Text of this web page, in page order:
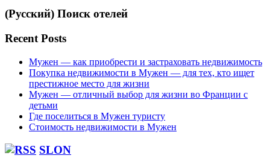
(Русский) Поиск отелей
Recent Posts
Мужен — как приобрести и застраховать недвижимость
Покупка недвижимости в Мужен — для тех, кто ищет
престижное место для жизни
Мужен — отличный выбор для жизни во Франции с
детьми
Где поселиться в Мужен туристу
Стоимость недвижимости в Мужен
SLON